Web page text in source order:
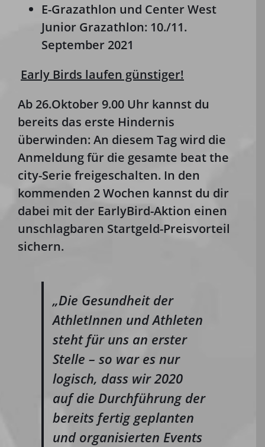
E-Grazathlon und Center West
Junior Grazathlon: 10./11.
September 2021
Early Birds laufen günstiger!
Ab 26.Oktober 9.00 Uhr kannst du
bereits das erste Hindernis
überwinden: An diesem Tag wird die
Anmeldung für die gesamte beat the
city-Serie freigeschalten. In den
kommenden 2 Wochen kannst du dir
dabei mit der EarlyBird-Aktion einen
unschlagbaren Startgeld-Preisvorteil
sichern.
„Die Gesundheit der
AthletInnen und Athleten
steht für uns an erster
Stelle – so war es nur
logisch, dass wir 2020
auf die Durchführung der
bereits fertig geplanten
und organisierten Events